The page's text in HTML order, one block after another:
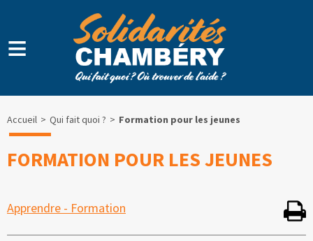
≡
Accueil Qui fait quoi ? Formation pour les jeunes
FORMATION POUR LES JEUNES
Apprendre - Formation